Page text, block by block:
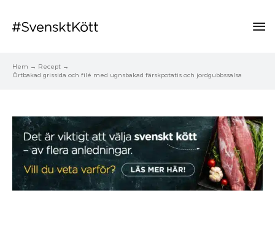
Hem
Recept
Örtbakad grissida och filé med ugnsbakad färskpotatis och jordgubbssalsa